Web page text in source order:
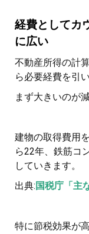
経費としてカ
に広い
不動産所得の計
ら必要経費を引
まず大きいのが
建物の取得費用
ら22年、鉄筋コ
していきます。
出典: 国税庁「主
特に節税効果が